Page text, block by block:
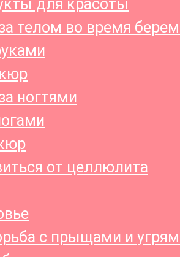
для красоты
телом во время
ногтями
от целлюлита
с прыщами и